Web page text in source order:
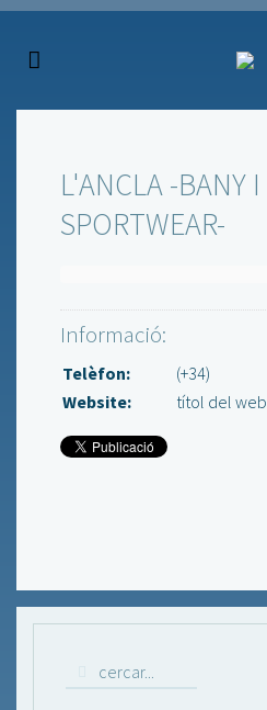
L'ANCLA -BANY I
SPORTWEAR-
Informació:
Telèfon:
(+34)
Website:
títol del web